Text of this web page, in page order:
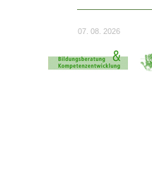
07. 08. 2026